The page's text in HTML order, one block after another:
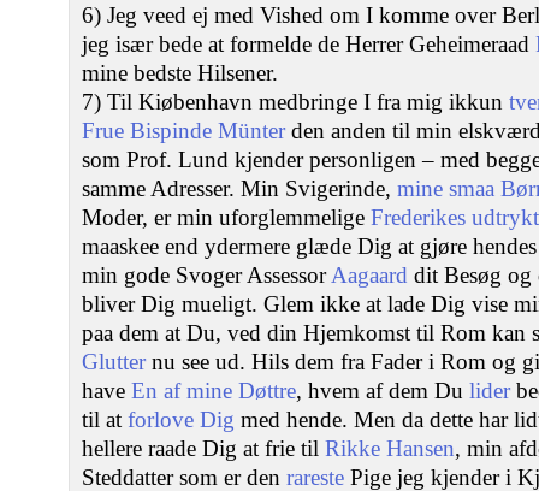
6) Jeg veed ej med Vished om I komme over
jeg især bede at formelde de Herrer Geheimeraad
mine bedste Hilsener.
7) Til Kiøbenhavn medbringe I fra mig ikkun
Frue Bispinde Münterden anden til min
som Prof. Lund kjender personligen – med
samme Adresser. Min Svigerinde, mine smaa
Moder, er min uforglemmelige Frederikes
maaskee end ydermere glæde Dig at gjøre
min gode Svoger AssessorAagaard dit Besøg og
bliver Dig mueligt. Glem ikke at lade Dig vise
paa dem at Du, ved din Hjemkomst til Rom kan
Glutternu see ud. Hils dem fra Fader i Rom og
have En af mine Døttre, hvem af dem Du lider
til at forlove Dig med hende. Men da dette har
hellere raade Dig at frie til Rikke Hansen, min
Steddatter som er den rareste Pige jeg kjender i